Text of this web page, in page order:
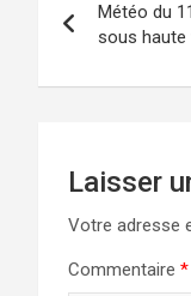
de
l’article
Météo du
sous haute
Laisser
Votre adresse
Commentaire *